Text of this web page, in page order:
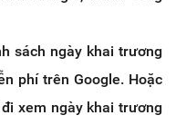
sách ngày khai trương
phí trên Google. Hoặc
xem ngày khai trương